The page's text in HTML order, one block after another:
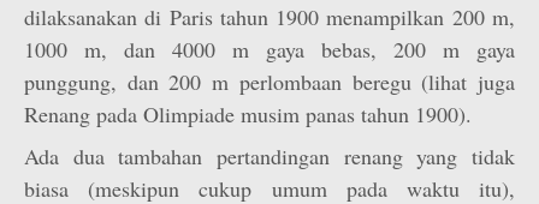
dilaksanakan di Paris tahun 1900 menampilkan 200 m,
1000 m, dan 4000 m gaya bebas, 200 m gaya
punggung, dan 200 m perlombaan beregu (lihat juga
Renang pada Olimpiade musim panas tahun 1900).
Ada dua tambahan pertandingan renang yang tidak
biasa (meskipun cukup umum pada waktu itu),